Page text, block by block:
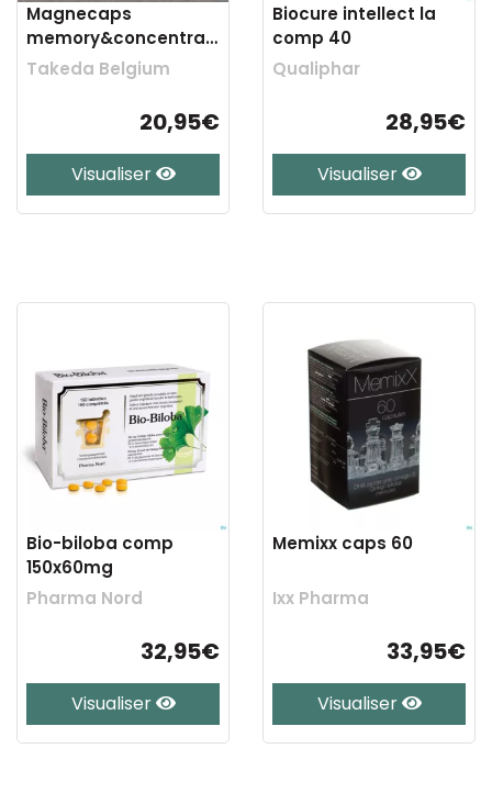
Magnecaps
memory&concentration
caps 35 promopack
Takeda Belgium
20,95€
Visualiser
Biocure intellect la
comp 40
Qualiphar
28,95€
Visualiser
Bio-biloba comp
150x60mg
Pharma Nord
32,95€
Visualiser
Memixx caps 60
Ixx Pharma
33,95€
Visualiser